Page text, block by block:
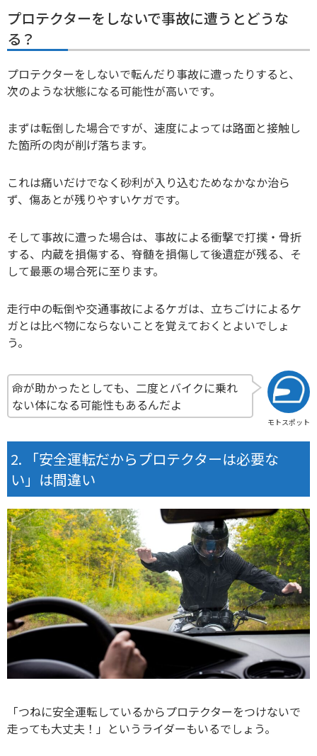
プロテクターをしないで事故に遭うとどうな
る？
プロテクターをしないで転んだり事故に遭ったりすると、
次のような状態になる可能性が高いです。
まずは転倒した場合ですが、速度によっては路面と接触し
た箇所の肉が削げ落ちます。
これは痛いだけでなく砂利が入り込むためなかなか治ら
ず、傷あとが残りやすいケガです。
そして事故に遭った場合は、事故による衝撃で打撲・骨折
する、内蔵を損傷する、脊髄を損傷して後遺症が残る、そ
して最悪の場合死に至ります。
走行中の転倒や交通事故によるケガは、立ちごけによるケ
ガとは比べ物にならないことを覚えておくとよいでしょ
う。
モトスポット
命が助かったとしても、二度とバイクに乗れ
ない体になる可能性もあるんだよ
「安全運転だからプロテクターは必要な
い」は間違い
「つねに安全運転しているからプロテクターをつけないで
走っても大丈夫！」というライダーもいるでしょう。